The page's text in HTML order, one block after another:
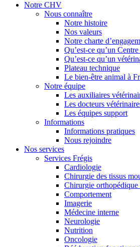
Notre CHV
Nous connaître
Notre histoire
Nos valeurs
Notre charte
Qu’est-ce qu’un
Qu’est-ce qu’un
Plateau technique
Le bien-être animal à
Notre équipe
Les auxiliaires
Les docteurs
Les équipes support
Informations
Informations pratiques
Nous rejoindre
Nos services
Services Frégis
Cardiologie
Chirurgie des tissus
Chirurgie orthopédique
Comportement
Imagerie
Médecine interne
Neurologie
Nutrition
Oncologie